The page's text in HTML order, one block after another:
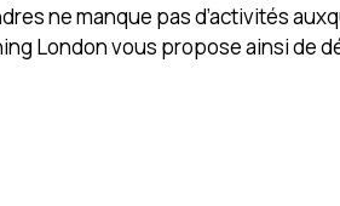
ne manque pas d’activités
London vous propose ainsi de